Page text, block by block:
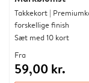
Takkekort |
forskellige finish
Sæt med 10 kort
Fra
59,00 kr.